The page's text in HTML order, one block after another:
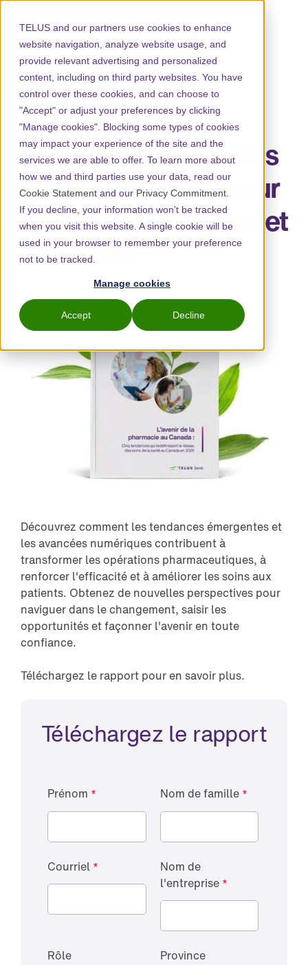
TELUS and our partners use cookies to enhance
website navigation, analyze website usage, and
provide relevant advertising and personalized
content, including on third party websites. You have
control over these cookies, and can choose to
"Accept" or adjust your preferences by clicking
"Manage cookies". Blocking some types of cookies
may impact your experience of the site and the
services we are able to offer. To learn more about
how we and third parties use your data, read our
Cookie Statement and our Privacy Commitment
If you decline, your information won’t be tracked
when you visit this website. A single cookie will be
used in your browser to remember your preference
not to be tracked.
Manage cookies
Accept Decline
Rapport sur l'industrie
Les tendances en
pharmacie 2025 : Des
informations clés pour
favoriser l'innovation et
l'efficacité
Découvrez comment les tendances émergentes et
les avancées numériques contribuent à
transformer les opérations pharmaceutiques, à
renforcer l'efficacité et à améliorer les soins aux
patients. Obtenez de nouvelles perspectives pour
naviguer dans le changement, saisir les
opportunités et façonner l'avenir en toute
confiance.
Téléchargez le rapport pour en savoir plus.
Téléchargez le rapport
Prénom Nom de famille
Courriel
Nom de
l'entreprise
Rôle Province